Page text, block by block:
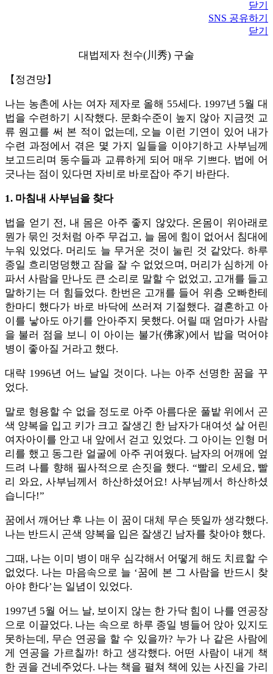
닫기
SNS 공유하기
닫기
대법제자 천수(川秀) 구술
【정견망】
나는 농촌에 사는 여자 제자로 올해 55세다. 1997년 5월 대
법을 수련하기 시작했다. 문화수준이 높지 않아 지금껏 교
류 원고를 써 본 적이 없는데, 오늘 이런 기연이 있어 내가
수련 과정에서 겪은 몇 가지 일들을 이야기하고 사부님께
보고드리며 동수들과 교류하게 되어 매우 기쁘다. 법에 어
긋나는 점이 있다면 자비로 바로잡아 주기 바란다.
1. 마침내 사부님을 찾다
법을 얻기 전, 내 몸은 아주 좋지 않았다. 온몸이 위아래로
뭔가 묶인 것처럼 아주 무겁고, 늘 몸에 힘이 없어서 침대에
누워 있었다. 머리도 늘 무거운 것이 눌린 것 같았다. 하루
종일 흐리멍덩했고 잠을 잘 수 없었으며, 머리가 심하게 아
파서 사람을 만나도 큰 소리로 말할 수 없었고, 고개를 들고
말하기는 더 힘들었다. 한번은 고개를 들어 위층 오빠한테
한마디 했다가 바로 바닥에 쓰러져 기절했다. 결혼하고 아
이를 낳아도 아기를 안아주지 못했다. 어릴 때 엄마가 사람
을 불러 점을 보니 이 아이는 불가(佛家)에서 밥을 먹어야
병이 좋아질 거라고 했다.
대략 1996년 어느 날일 것이다. 나는 아주 선명한 꿈을 꾸
었다.
말로 형용할 수 없을 정도로 아주 아름다운 풀밭 위에서 곤
색 양복을 입고 키가 크고 잘생긴 한 남자가 대여섯 살 어린
여자아이를 안고 내 앞에서 걷고 있었다. 그 아이는 인형 머
리를 했고 동그란 얼굴에 아주 귀여웠다. 남자의 어깨에 엎
드려 나를 향해 필사적으로 손짓을 했다. “빨리 오세요, 빨
리 와요, 사부님께서 하산하셨어요! 사부님께서 하산하셨
습니다!”
꿈에서 깨어난 후 나는 이 꿈이 대체 무슨 뜻일까 생각했다.
나는 반드시 곤색 양복을 입은 잘생긴 남자를 찾아야 했다.
그때, 나는 이미 병이 매우 심각해서 어떻게 해도 치료할 수
없었다. 나는 마음속으로 늘 ‘꿈에 본 그 사람을 반드시 찾
아야 한다’는 일념이 있었다.
1997년 5월 어느 날, 보이지 않는 한 가닥 힘이 나를 연공장
으로 이끌었다. 나는 속으로 하루 종일 병들어 앉아 있지도
못하는데, 무슨 연공을 할 수 있을까? 누가 나 같은 사람에
게 연공을 가르칠까! 하고 생각했다. 어떤 사람이 내게 책
한 권을 건네주었다. 나는 책을 펼쳐 책에 있는 사진을 가리